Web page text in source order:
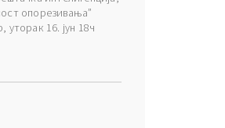
опорезивања”
16. јун 18ч